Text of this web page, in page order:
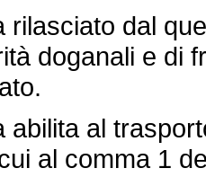
dal
doganali e di
al
al comma 1